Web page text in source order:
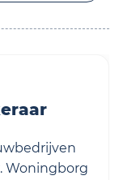
Woningborg